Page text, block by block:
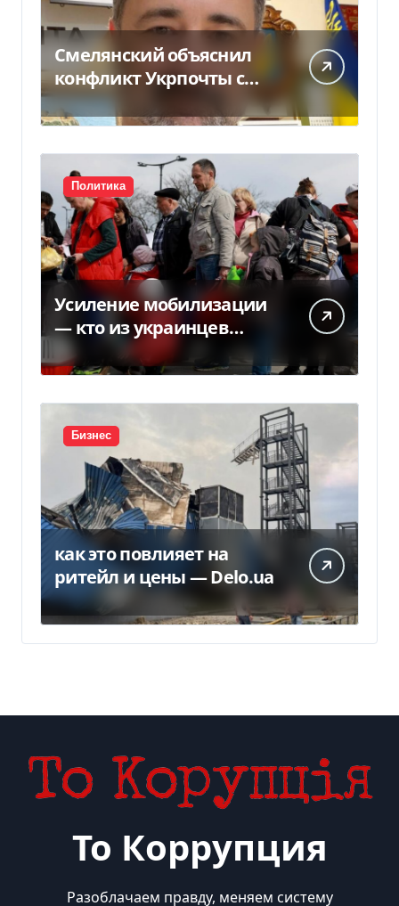
Смелянский объяснил
конфликт Укрпочты с
НБУ из-за платежек
Политика
Усиление мобилизации
— кто из украинцев
потеряет право на
временную защиту в ЕС
Бизнес
как это повлияет на
ритейл и цены — Delo.ua
То Коррупция
Разоблачаем правду, меняем систему